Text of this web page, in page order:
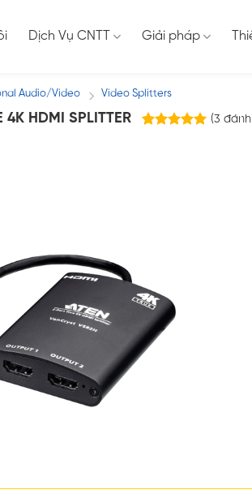
Dịch Vụ CNTT Giải pháp
Audio/Video / Video Splitters
4K HDMI SPLITTER (3